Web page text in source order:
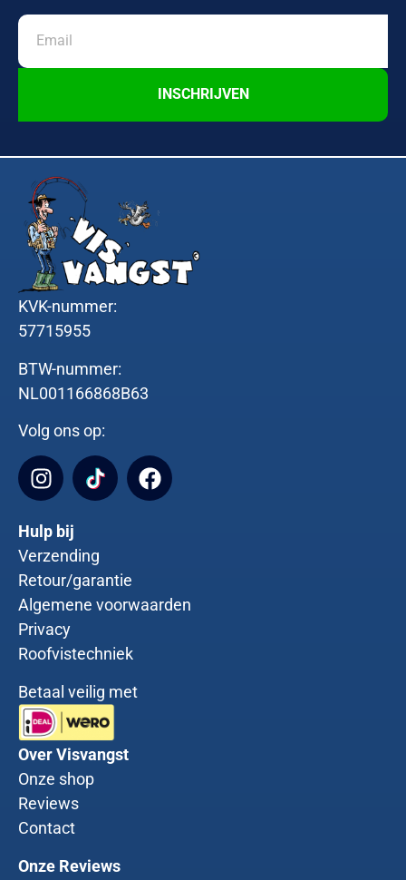
INSCHRIJVEN
KVK-nummer:
57715955
BTW-nummer:
NL001166868B63
Volg ons op:
Hulp bij
Verzending
Retour/garantie
Algemene voorwaarden
Privacy
Roofvistechniek
Betaal veilig met
Over Visvangst
Onze shop
Reviews
Contact
Onze Reviews